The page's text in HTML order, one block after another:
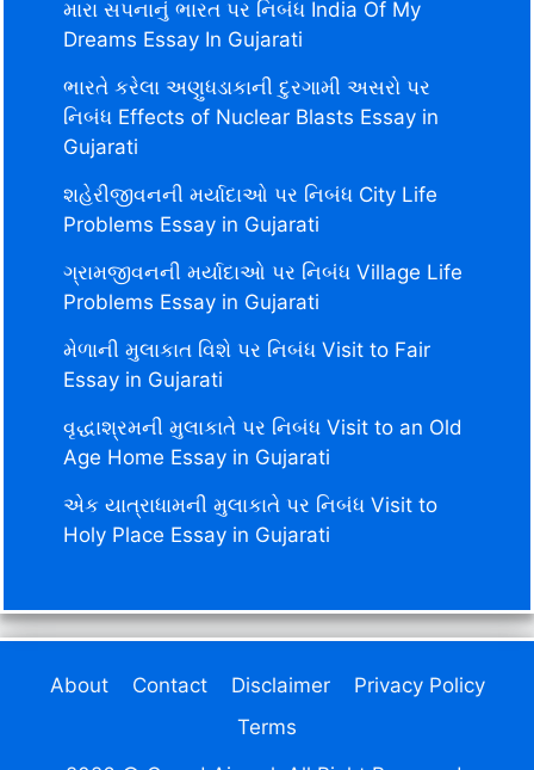
મારા સપનાનું ભારત પર નિબંધ India Of My
Dreams Essay In Gujarati
ભારતે કરેલા અણુધડાકાની દુરગામી અસરો પર
નિબંધ Effects of Nuclear Blasts Essay in
Gujarati
શહેરીજીવનની મર્યાદાઓ પર નિબંધ City Life
Problems Essay in Gujarati
ગ્રામજીવનની મર્યાદાઓ પર નિબંધ Village Life
Problems Essay in Gujarati
મેળાની મુલાકાત વિશે પર નિબંધ Visit to Fair
Essay in Gujarati
વૃદ્ધાશ્રમની મુલાકાતે પર નિબંધ Visit to an Old
Age Home Essay in Gujarati
એક યાત્રાધામની મુલાકાતે પર નિબંધ Visit to
Holy Place Essay in Gujarati
About Contact Disclaimer
Privacy Policy
Terms